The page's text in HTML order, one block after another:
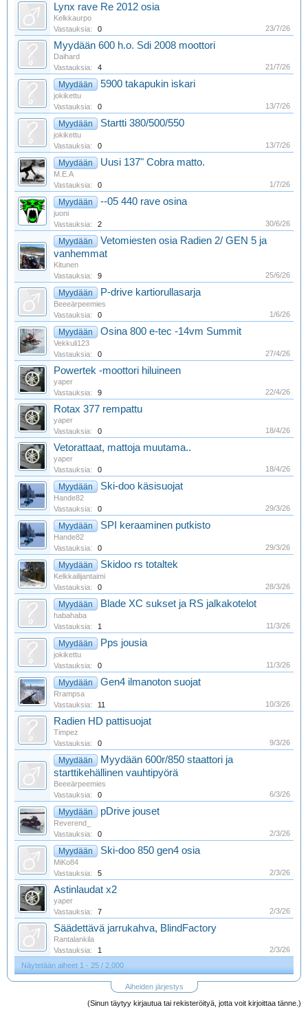
Lynx rave Re 2012 osia
Kelkkaurpo
Vastauksia:
0 23/7/26
Myydään 600 h.o. Sdi 2008 moottori
Daihard
Vastauksia:
4 21/7/26
Myydään 5900 takapukin iskari
jokikettu
Vastauksia:
0 13/7/26
Myydään Startti 380/500/550
jokikettu
Vastauksia:
0 13/7/26
Myydään Uusi 137" Cobra matto.
M.E.A
Vastauksia:
0 1/7/26
Myydään --05 440 rave osina
juoni
Vastauksia:
2 30/6/26
Myydään
Vetomiesten osia Radien 2/ GEN 5 ja
vanhemmat
Kitunen
Vastauksia:
9 25/6/26
Myydään P-drive kartiorullasarja
Beeeärpeemies
Vastauksia:
0 1/6/26
Myydään Osina 800 e-tec -14vm Summit
Vekkuli123
Vastauksia:
0 27/4/26
Powertek -moottori hiluineen
yaper
Vastauksia:
9 22/4/26
Rotax 377 rempattu
yaper
Vastauksia:
0 18/4/26
Vetorattaat, mattoja muutama..
yaper
Vastauksia:
0 18/4/26
Myydään Ski-doo käsisuojat
Hande82
Vastauksia:
0 29/3/26
Myydään SPI keraaminen putkisto
Hande82
Vastauksia:
0 29/3/26
Myydään Skidoo rs totaltek
Kelkkailijantaimi
Vastauksia:
0 28/3/26
Myydään Blade XC sukset ja RS jalkakotelot
habahaba
Vastauksia:
1 11/3/26
Myydään Pps jousia
jokikettu
Vastauksia:
0 11/3/26
Myydään Gen4 ilmanoton suojat
Rrampsa
Vastauksia:
11 10/3/26
Radien HD pattisuojat
Timpez
Vastauksia:
0 9/3/26
Myydään
Myydään 600r/850 staattori ja
starttikehällinen vauhtipyörä
Beeeärpeemies
Vastauksia:
0 6/3/26
Myydään pDrive jouset
Reverend_
Vastauksia:
0 2/3/26
Myydään Ski-doo 850 gen4 osia
MiKo84
Vastauksia:
5 2/3/26
Astinlaudat x2
yaper
Vastauksia:
7 2/3/26
Säädettävä jarrukahva, BlindFactory
Rantalankila
Vastauksia:
1
2/3/26
Näytetään aiheet 1 - 25 / 2,000
Aiheiden järjestys
(Sinun täytyy kirjautua tai rekisteröityä, jotta voit kirjoittaa tänne.)